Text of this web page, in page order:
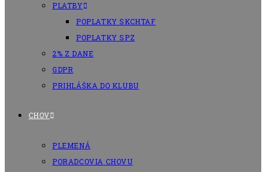
PLATBY
POPLATKY SKCHTAF
POPLATKY SPZ
2% Z DANE
GDPR
PRIHLÁŠKA DO KLUBU
CHOV
PLEMENÁ
PORADCOVIA CHOVU